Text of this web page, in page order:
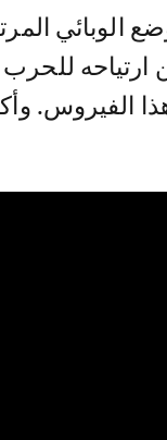
ارتياحه للحرب
الفيروس. وأكد